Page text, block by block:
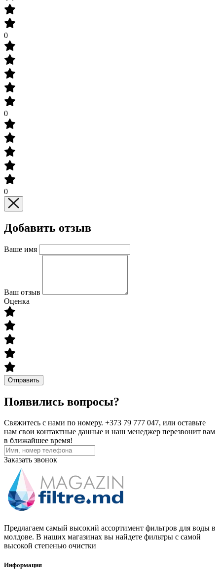
0
0
0
Добавить отзыв
Ваше имя
Ваш отзыв
Оценка
Отправить
Появились вопросы?
Свяжитесь с нами по номеру. +373 79 777 047, или оставьте
нам свои контактные данные и наш менеджер перезвонит вам
в ближайшее время!
Заказать звонок
Предлагаем самый высокий ассортимент фильтров для воды в
молдове. В наших магазинах вы найдете фильтры с самой
высокой степенью очистки
Информация